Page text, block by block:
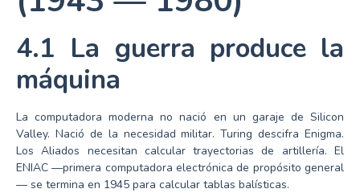
4.1 La guerra produce la
máquina
La computadora moderna no nació en un garaje de Silicon
Valley. Nació de la necesidad militar. Turing descifra Enigma.
Los Aliados necesitan calcular trayectorias de artillería. El
ENIAC —primera computadora electrónica de propósito general
— se termina en 1945 para calcular tablas balísticas.